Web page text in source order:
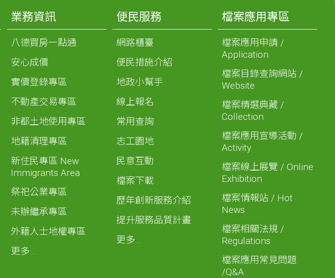
業務資訊
八德買房一點通
安心成價
實價登錄專區
不動產交易專區
非都土地使用專區
地籍清理專區
新住民專區 New
Immigrants Area
祭祀公業專區
未辦繼承專區
外籍人士地權專區
更多...
便民服務
網路櫃臺
便民措施介紹
地政小幫手
線上報名
常用查詢
志工園地
民意互動
檔案下載
歷年創新服務介紹
提升服務品質計畫
更多...
檔案應用專區
檔案應用申請 /
Application
檔案目錄查詢網站 /
Website
檔案精選典藏 /
Collection
檔案應用宣導活動 /
Activity
檔案線上展覽 / Online
Exhibition
檔案情報站 / Hot
News
檔案相關法規 /
Regulations
檔案應用常見問題
/Q&A